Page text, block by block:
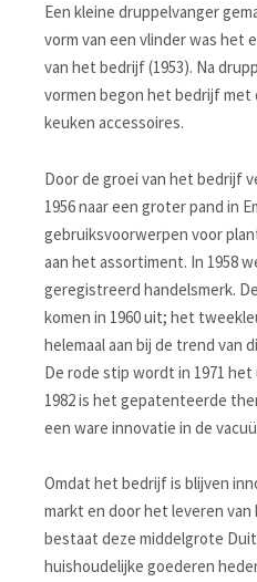
Een kleine druppelvanger
vorm van een vlinder was het
van het bedrijf (1953). Na
vormen begon het bedrijf met
keuken accessoires.
Door de groei van het bedrijf
1956 naar een groter pand in
gebruiksvoorwerpen voor
aan het assortiment. In 1958
geregistreerd handelsmerk.
komen in 1960 uit; het
helemaal aan bij de trend van
De rode stip wordt in 1971
1982 is het gepatenteerde
een ware innovatie in de
Omdat het bedrijf is blijven
markt en door het leveren
bestaat deze middelgrote
huishoudelijke goederen